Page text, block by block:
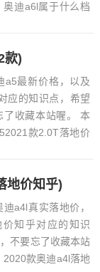
迪a6l属于什么档
款)
a5最新价格，以及
应的知识点，希望
了收藏本站喔。 本
款2.0T落地价
地价知乎)
a4l真实落地价，
知乎对应的知识
不要忘了收藏本站
款奥迪a4l落地